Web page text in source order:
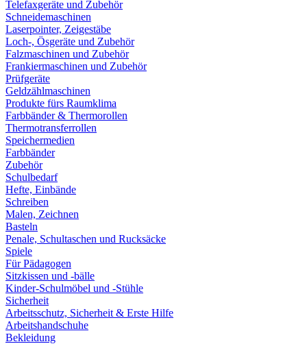
Telefaxgeräte und Zubehör
Schneidemaschinen
Laserpointer, Zeigestäbe
Loch-, Ösgeräte und Zubehör
Falzmaschinen und Zubehör
Frankiermaschinen und Zubehör
Prüfgeräte
Geldzählmaschinen
Produkte fürs Raumklima
Farbbänder & Thermorollen
Thermotransferrollen
Speichermedien
Farbbänder
Zubehör
Schulbedarf
Hefte, Einbände
Schreiben
Malen, Zeichnen
Basteln
Penale, Schultaschen und Rucksäcke
Spiele
Für Pädagogen
Sitzkissen und -bälle
Kinder-Schulmöbel und -Stühle
Sicherheit
Arbeitsschutz, Sicherheit & Erste Hilfe
Arbeitshandschuhe
Bekleidung